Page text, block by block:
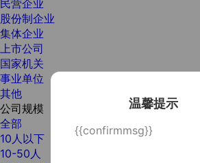
温馨提示
{{confirmmsg}}
民营企业
股份制企业
集体企业
上市公司
国家机关
事业单位
其他
公司规模
全部
10人以下
10-50人